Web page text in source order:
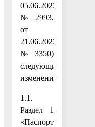
05.06.2023
№ 2993,
от
21.06.2023
№ 3350)
следующие
изменения:
1.1.
Раздел 1
«Паспорт